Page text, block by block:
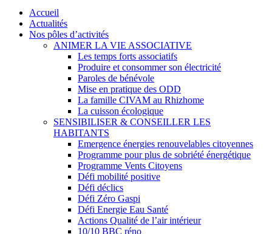
Close
Menu
Accueil
Actualités
Nos pôles d’activités
ANIMER LA VIE ASSOCIATIVE
Les temps forts associatifs
Produire et consommer son électricité
Paroles de bénévole
Mise en pratique des ODD
La famille CIVAM au Rhizhome
La cuisson écologique
SENSIBILISER & CONSEILLER LES
HABITANTS
Emergence énergies renouvelables citoyennes
Programme pour plus de sobriété énergétique
Programme Vents Citoyens
Défi mobilité positive
Défi déclics
Défi Zéro Gaspi
Défi Energie Eau Santé
Actions Qualité de l’air intérieur
10/10 BBC réno